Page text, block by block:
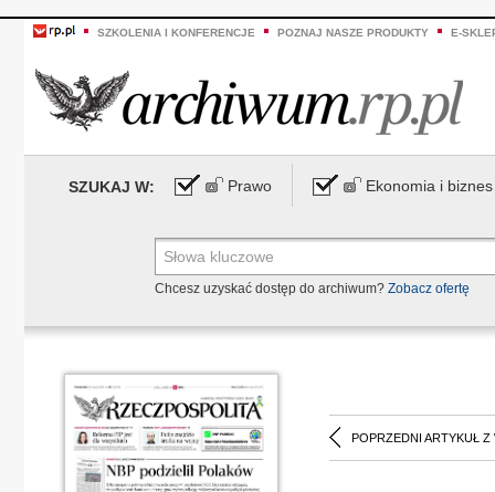
SZKOLENIA I KONFERENCJE POZNAJ NASZE PRODUKTY E-
SZUKAJ W: Prawo Ekonomia i biznes
Chcesz uzyskać dostęp do archiwum? Zobacz ofertę
POPRZEDNI ARTYKUŁ Z